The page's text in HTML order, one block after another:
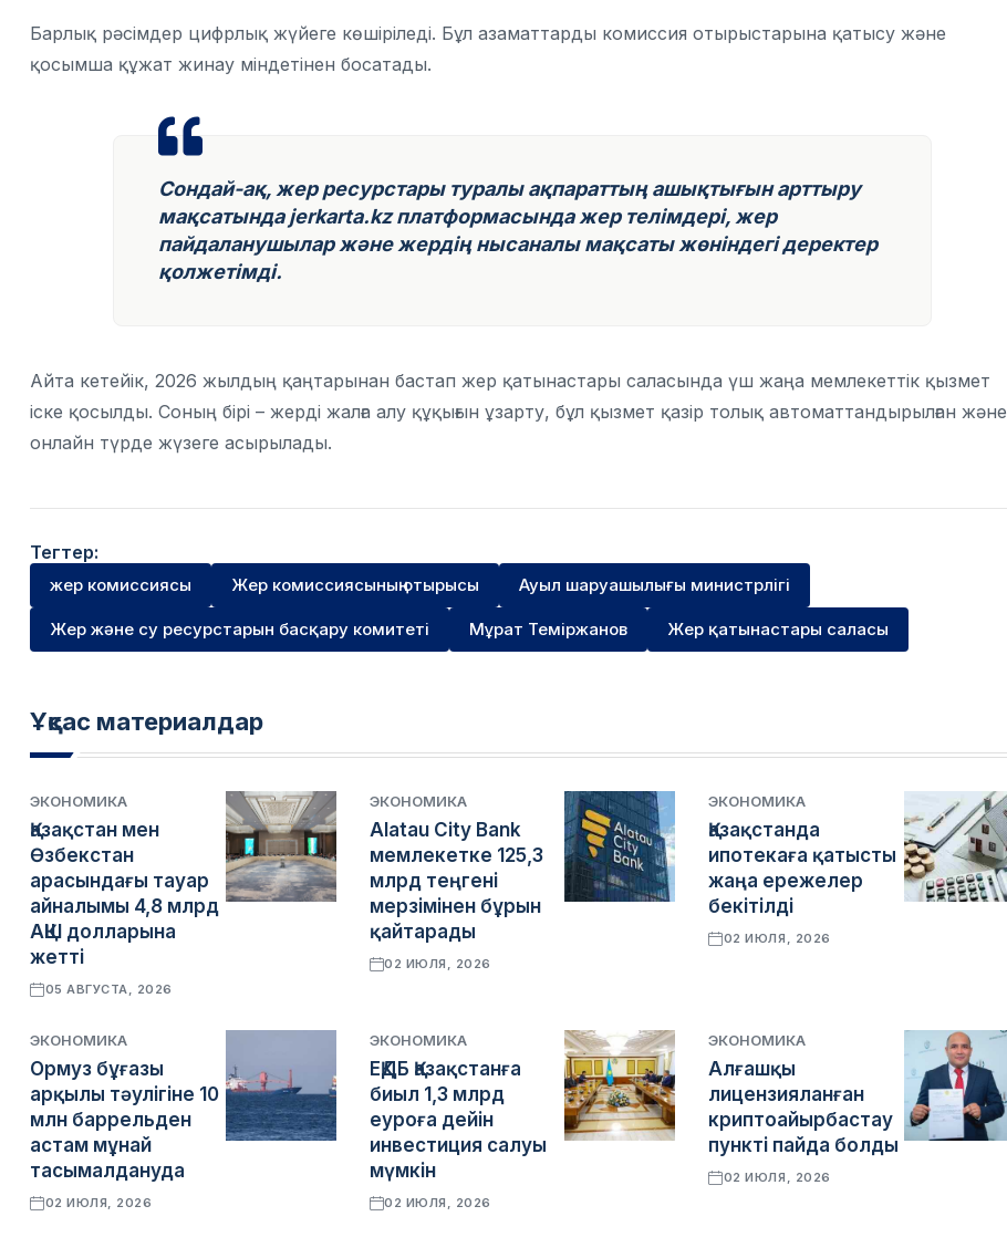
Барлық рәсімдер цифрлық жүйеге көшіріледі. Бұл азаматтарды комиссия отырыстарына қатысу және
қосымша құжат жинау міндетінен босатады.
Сондай-ақ, жер ресурстары туралы ақпараттың ашықтығын арттыру
мақсатында jerkarta.kz платформасында жер телімдері, жер
пайдаланушылар және жердің нысаналы мақсаты жөніндегі деректер
қолжетімді.
Айта кетейік, 2026 жылдың қаңтарынан бастап жер қатынастары саласында үш жаңа мемлекеттік қызмет
іске қосылды. Соның бірі – жерді жалға алу құқығын ұзарту, бұл қызмет қазір толық автоматтандырылған және
онлайн түрде жүзеге асырылады.
Тегтер:
жер комиссиясы Жер комиссиясының отырысы Ауыл шаруашылығы министрлігі
Жер және су ресурстарын басқару комитеті Мұрат Теміржанов Жер қатынастары саласы
Ұқсас материалдар
ЭКОНОМИКА
Қазақстан мен
Өзбекстан
арасындағы тауар
айналымы 4,8 млрд
АҚШ долларына
жетті
05 АВГУСТА, 2026
ЭКОНОМИКА
Alatau City Bank
мемлекетке 125,3
млрд теңгені
мерзімінен бұрын
қайтарады
02 ИЮЛЯ, 2026
ЭКОНОМИКА
Қазақстанда
ипотекаға қатысты
жаңа ережелер
бекітілді
02 ИЮЛЯ, 2026
ЭКОНОМИКА
Ормуз бұғазы
арқылы тәулігіне 10
млн баррельден
астам мұнай
тасымалдануда
02 ИЮЛЯ, 2026
ЭКОНОМИКА
ЕҚДБ Қазақстанға
биыл 1,3 млрд
еуроға дейін
инвестиция салуы
мүмкін
02 ИЮЛЯ, 2026
ЭКОНОМИКА
Алғашқы
лицензияланған
криптоайырбастау
пункті пайда болды
02 ИЮЛЯ, 2026